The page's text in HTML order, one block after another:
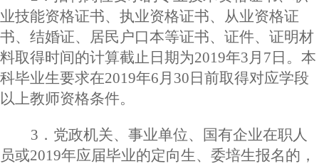
业技能资格证书、执业资格证书、从业资格证
书、结婚证、居民户口本等证书、证件、证明材
料取得时间的计算截止日期为2019年3月7日。本
科毕业生要求在2019年6月30日前取得对应学段
以上教师资格条件。
3．党政机关、事业单位、国有企业在职人
员或2019年应届毕业的定向生、委培生报名的，